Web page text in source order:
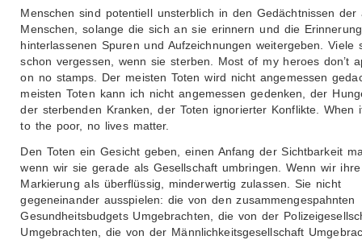
Menschen sind potentiell unsterblich in den Gedächtnissen der
Menschen, solange die sich an sie erinnern und die
hinterlassenen Spuren und Aufzeichnungen weitergeben. Viele
schon vergessen, wenn sie sterben. Most of my heroes don’t
on no stamps. Der meisten Toten wird nicht angemessen
meisten Toten kann ich nicht angemessen gedenken, der
der sterbenden Kranken, der Toten ignorierter Konflikte. When
to the poor, no lives matter.
Den Toten ein Gesicht geben, einen Anfang der Sichtbarkeit
wenn wir sie gerade als Gesellschaft umbringen. Wenn wir ihre
Markierung als überflüssig, minderwertig zulassen. Sie nicht
gegeneinander ausspielen: die von den zusammengespahnten
Gesundheitsbudgets Umgebrachten, die von der
Umgebrachten, die von der Männlichkeitsgesellschaft